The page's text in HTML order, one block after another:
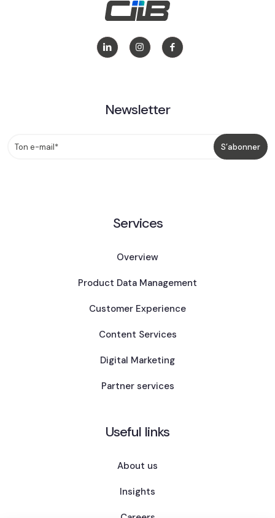
Newsletter
Services
Overview
Product Data Management
Customer Experience
Content Services
Digital Marketing
Partner services
Useful links
About us
Insights